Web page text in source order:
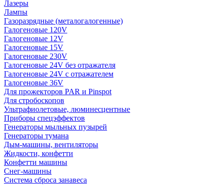
Лазеры
Лампы
Газоразрядные (металогалогенные)
Галогеновые 120V
Галогеновые 12V
Галогеновые 15V
Галогеновые 230V
Галогеновые 24V без отражателя
Галогеновые 24V с отражателем
Галогеновые 36V
Для прожекторов PAR и Pinspot
Для стробоскопов
Ультрафиолетовые, люминесцентные
Приборы спецэффектов
Генераторы мыльных пузырей
Генераторы тумана
Дым-машины, вентиляторы
Жидкости, конфетти
Конфетти машины
Снег-машины
Система сброса занавеса